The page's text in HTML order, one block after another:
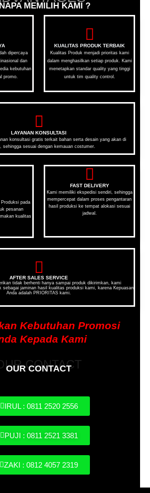
MEMILIH KAMI ?
dipercaya
dan
kebutuhan
promo.
KUALITAS PRODUK TERBAIK
Kualitas Produk menjadi prioritas kami
dalam menghasilkan setiap produk. Kami
menetapkan standar quality yang tinggi
untuk tim quality control.
LAYANAN KONSULTASI
konsultasi gratis terkait bahan serta desain yang akan di
sehingga sesuai dengan kemauan costumer.
pada
pesanan
kualitas
FAST DELIVERY
Kami memiliki ekspedisi sendiri, sehingga
mempercepat dalam proses pengantaran
hasil produksi ke tempat alokasi sesuai
jadwal.
AFTER SALES SERVICE
tidak berhenti hanya sampai produk dikirimkan, kami
sebagai jaminan hasil kualitas produksi kami, karena Kepuasan
Anda adalah PRIORITAS kami.
Kebutuhan Promosi
Kepada Kami
CONTACT
OUR CONTACT
IRUL : 0811 2520 2556
PUJI : 0811 2521 3381
ZAKI : 0812 4057 2319